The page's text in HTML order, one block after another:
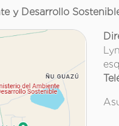
y Desarrollo